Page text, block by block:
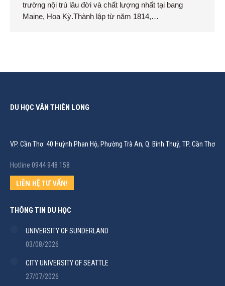
trường nội trú lâu đời và chất lượng nhất tại bang
Maine, Hoa Kỳ.Thành lập từ năm 1814,…
DU HỌC VÂN THIÊN LONG
VP. Cần Thơ: 40 Huỳnh Phan Hộ, Phường Trà An, Q. Bình Thuỷ, TP. Cần Thơ
Hotline 0944 948 158
LIÊN HỆ TƯ VẤN!
THÔNG TIN DU HỌC
UNIVERSITY OF SUNDERLAND
03/08/2026
CITY UNIVERSITY OF SEATTLE
27/07/2026